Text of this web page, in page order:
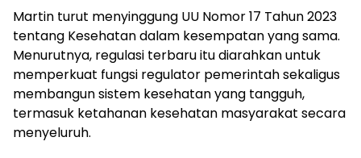
Martin turut menyinggung UU Nomor 17 Tahun 2023
tentang Kesehatan dalam kesempatan yang sama.
Menurutnya, regulasi terbaru itu diarahkan untuk
memperkuat fungsi regulator pemerintah sekaligus
membangun sistem kesehatan yang tangguh,
termasuk ketahanan kesehatan masyarakat secara
menyeluruh.